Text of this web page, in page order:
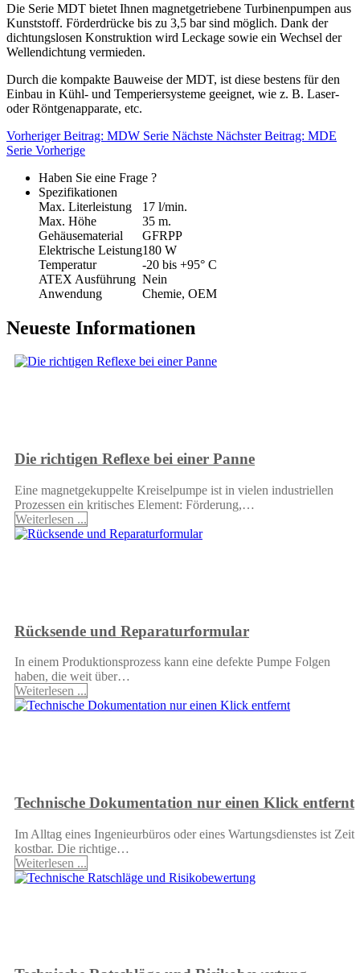
Die Serie MDT bietet Ihnen magnetgetriebene Turbinenpumpen aus
Kunststoff. Förderdrücke bis zu 3,5 bar sind möglich. Dank der
dichtungslosen Konstruktion wird Leckage sowie ein Wechsel der
Wellendichtung vermieden.
Durch die kompakte Bauweise der MDT, ist diese bestens für den
Einbau in Kühl- und Temperiersysteme geeignet, wie z. B. Laser-
oder Röntgenapparate, etc.
Vorheriger Beitrag: MDW Serie Nächste Nächster Beitrag: MDE
Serie Vorherige
Haben Sie eine Frage ?
Spezifikationen
Max. Literleistung
17 l/min.
Max. Höhe
35 m.
Gehäusematerial
GFRPP
Elektrische Leistung180 W
Temperatur
-20 bis +95° C
ATEX Ausführung Nein
Anwendung
Chemie, OEM
Neueste Informationen
Die richtigen Reflexe bei einer Panne
Eine magnetgekuppelte Kreiselpumpe ist in vielen industriellen
Prozessen ein kritisches Element: Förderung,…
Weiterlesen ...
Rücksende und Reparaturformular
In einem Produktionsprozess kann eine defekte Pumpe Folgen
haben, die weit über…
Weiterlesen ...
Technische Dokumentation nur einen Klick entfernt
Im Alltag eines Ingenieurbüros oder eines Wartungsdienstes ist Zeit
kostbar. Die richtige…
Weiterlesen ...